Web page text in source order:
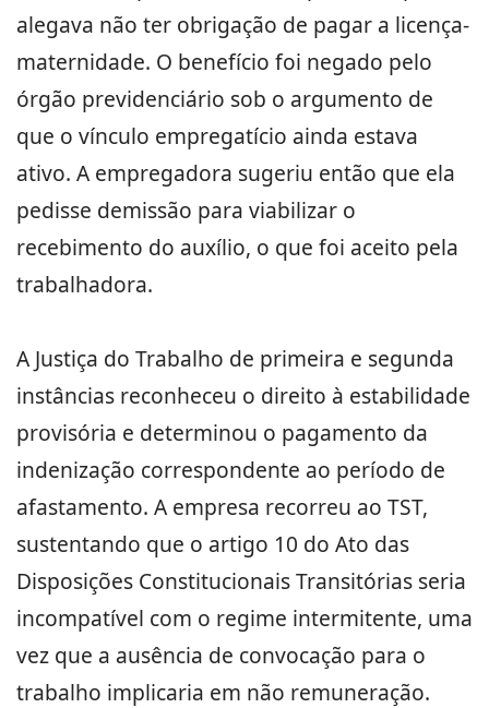
alegava não ter obrigação de pagar a licença-
maternidade. O benefício foi negado pelo
órgão previdenciário sob o argumento de
que o vínculo empregatício ainda estava
ativo. A empregadora sugeriu então que ela
pedisse demissão para viabilizar o
recebimento do auxílio, o que foi aceito pela
trabalhadora.
A Justiça do Trabalho de primeira e segunda
instâncias reconheceu o direito à estabilidade
provisória e determinou o pagamento da
indenização correspondente ao período de
afastamento. A empresa recorreu ao TST,
sustentando que o artigo 10 do Ato das
Disposições Constitucionais Transitórias seria
incompatível com o regime intermitente, uma
vez que a ausência de convocação para o
trabalho implicaria em não remuneração.